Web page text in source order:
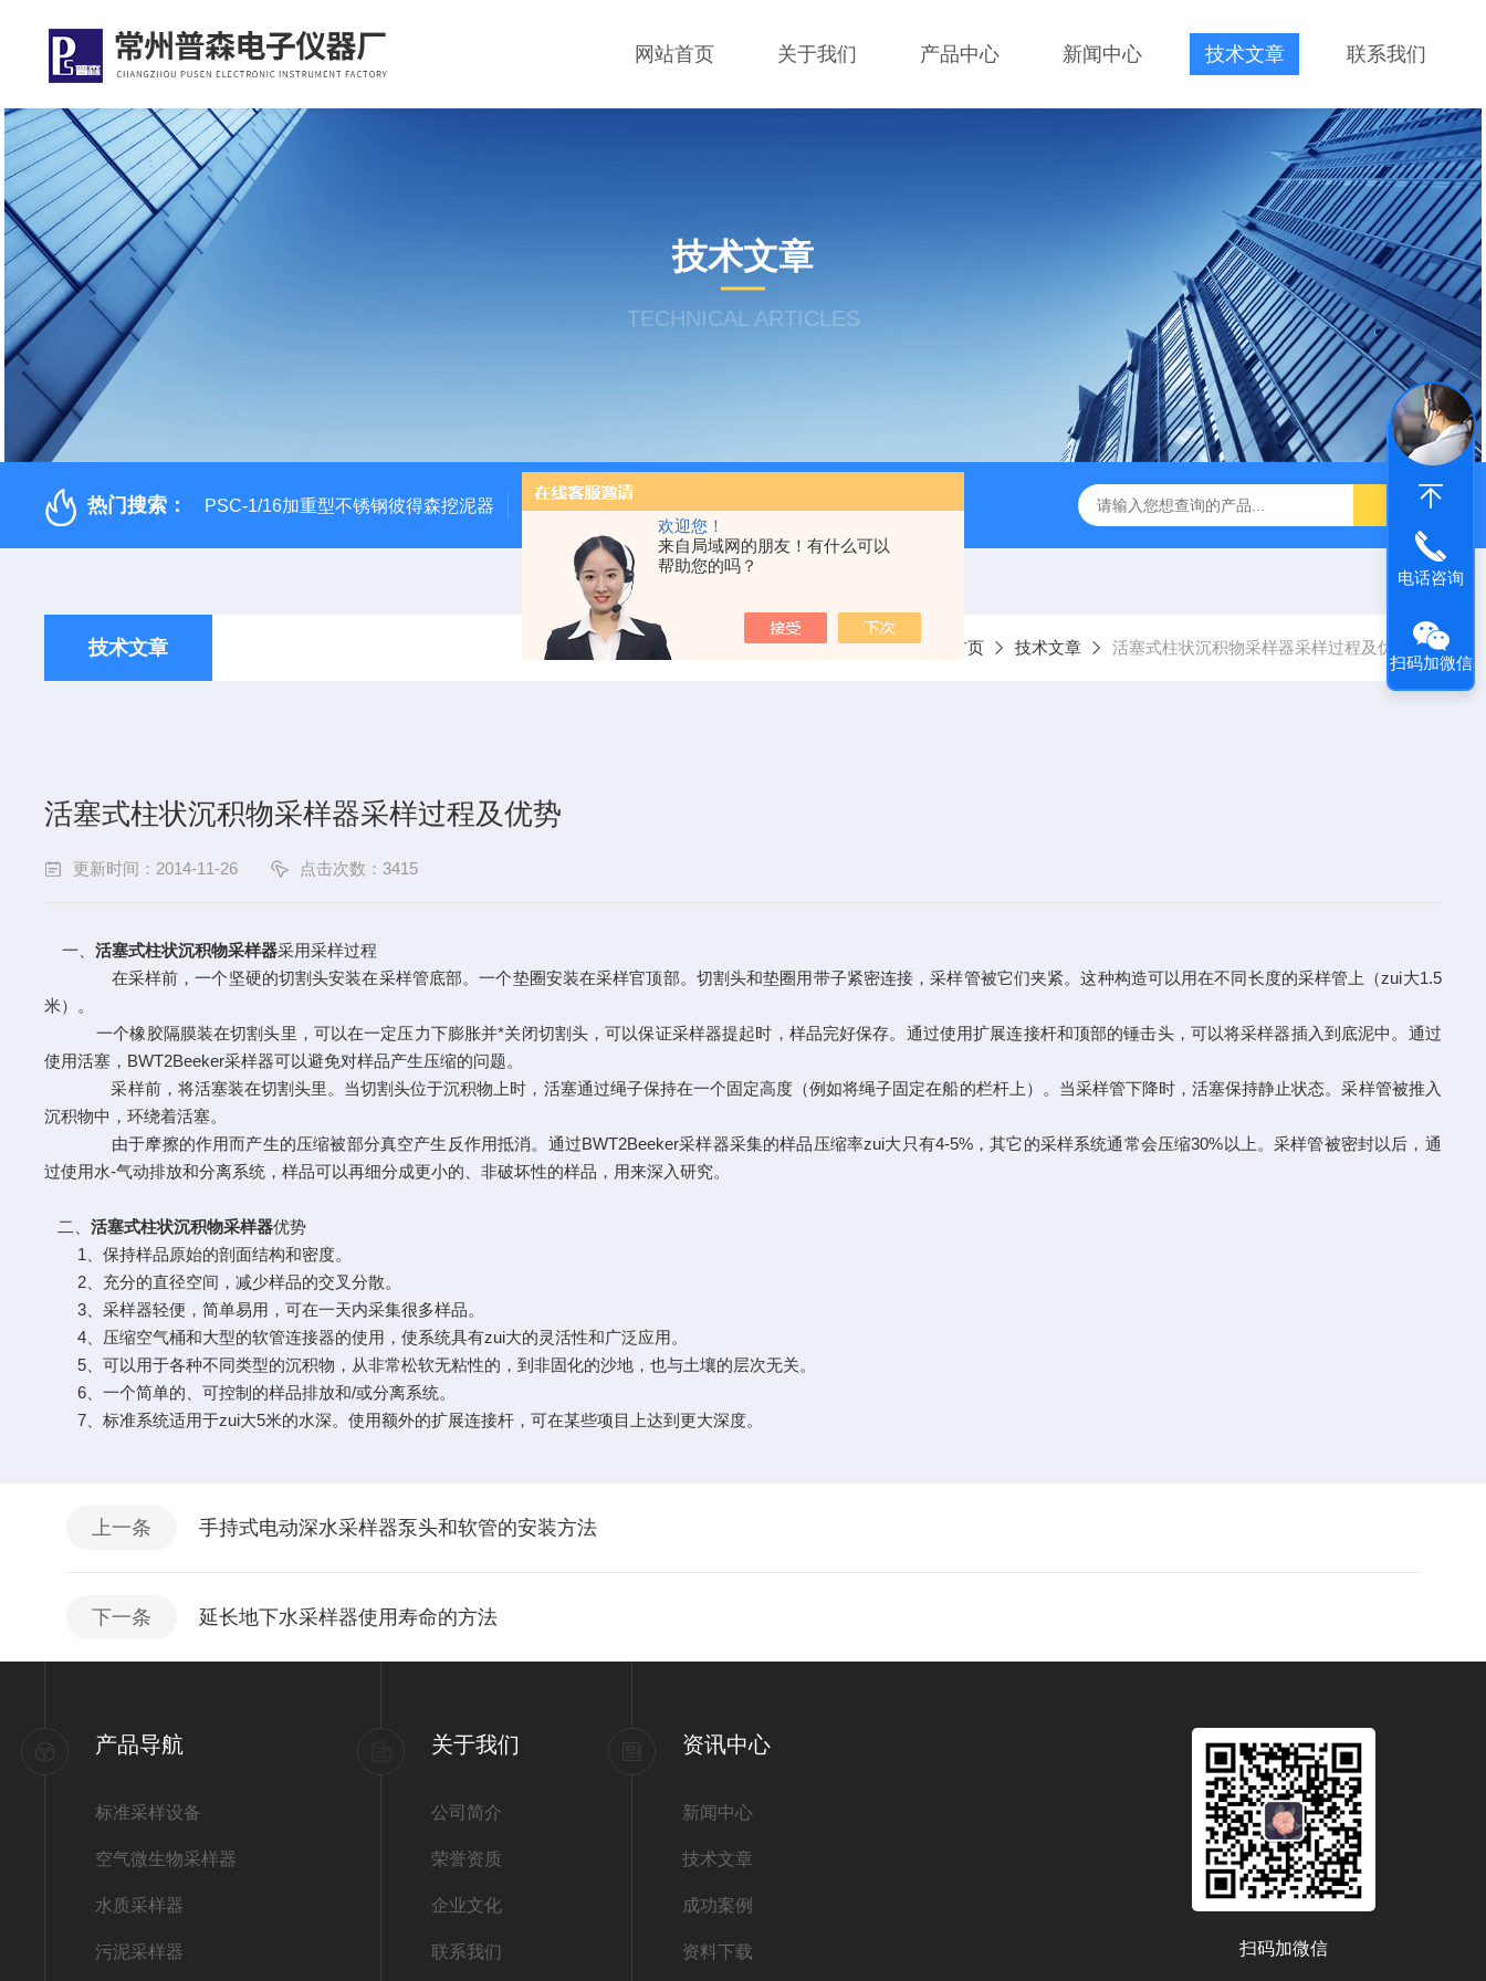
欢迎您！
来自局域网的朋友！有什么可以
帮助您的吗？
网站首页 关于我们 产品中心 新闻中心 技术文章 联系我们
技术文章
TECHNICAL ARTICLES
热门搜索： PSC-1/16加重型不锈钢彼得森挖泥器 Beeker型沉积物原状采样器（柱状底泥采样器） PS-TQS浅水型浮游生物网 PST-DD电动土壤采样器 PSC-26
技术文章 当前位置： 首页 技术文章 活塞式柱状沉积物采样器采样过程及优势
活塞式柱状沉积物采样器采样过程及优势
更新时间：2014-11-26 点击次数：3415
一、活塞式柱状沉积物采样器采用采样过程
在采样前，一个坚硬的切割头安装在采样管底部。一个垫圈安装在采样官顶部。切割头和垫圈用带子紧密连接，采样管被它们夹紧。这种构造可以用在不同长度的采样管上（zui大1.5
米）。
一个橡胶隔膜装在切割头里，可以在一定压力下膨胀并*关闭切割头，可以保证采样器提起时，样品完好保存。通过使用扩展连接杆和顶部的锤击头，可以将采样器插入到底泥中。通过
使用活塞，BWT2Beeker采样器可以避免对样品产生压缩的问题。
采样前，将活塞装在切割头里。当切割头位于沉积物上时，活塞通过绳子保持在一个固定高度（例如将绳子固定在船的栏杆上）。当采样管下降时，活塞保持静止状态。采样管被推入
沉积物中，环绕着活塞。
由于摩擦的作用而产生的压缩被部分真空产生反作用抵消。通过BWT2Beeker采样器采集的样品压缩率zui大只有4-5%，其它的采样系统通常会压缩30%以上。采样管被密封以后，通
过使用水-气动排放和分离系统，样品可以再细分成更小的、非破坏性的样品，用来深入研究。
二、活塞式柱状沉积物采样器优势
1、保持样品原始的剖面结构和密度。
2、充分的直径空间，减少样品的交叉分散。
3、采样器轻便，简单易用，可在一天内采集很多样品。
4、压缩空气桶和大型的软管连接器的使用，使系统具有zui大的灵活性和广泛应用。
5、可以用于各种不同类型的沉积物，从非常松软无粘性的，到非固化的沙地，也与土壤的层次无关。
6、一个简单的、可控制的样品排放和/或分离系统。
7、标准系统适用于zui大5米的水深。使用额外的扩展连接杆，可在某些项目上达到更大深度。
上一条 手持式电动深水采样器泵头和软管的安装方法
下一条 延长地下水采样器使用寿命的方法
产品导航
标准采样设备
空气微生物采样器
水质采样器
污泥采样器
关于我们
公司简介
荣誉资质
企业文化
联系我们
资讯中心
新闻中心
技术文章
成功案例
资料下载 扫码加微信
电话咨询
扫码加微信